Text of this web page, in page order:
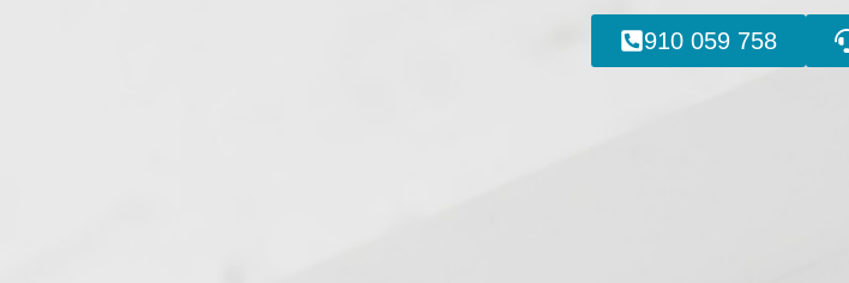
910 059 758